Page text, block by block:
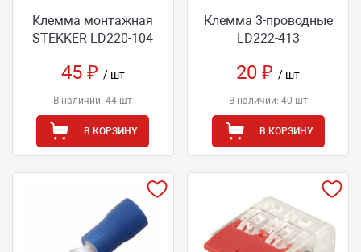
Клемма монтажная
STEKKER LD220-104
45 ₽ / шт
В наличии: 44 шт
В КОРЗИНУ
Клемма 3-проводные
LD222-413
20 ₽/ шт
В наличии: 40 шт
В КОРЗИНУ